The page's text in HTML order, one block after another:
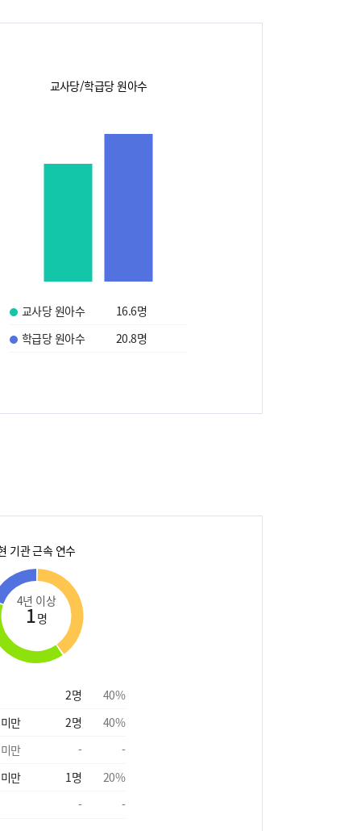
교사당/학급당 원아수
교사당 원아수 16.6명
학급당 원아수
20.8명
기관 근속 연수
4년 이상
1명
2명 40%
만
2명 40%
만
-
-
만
1 명 20%
-
-